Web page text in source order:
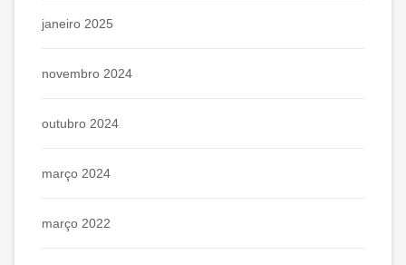
janeiro 2025
novembro 2024
outubro 2024
março 2024
março 2022